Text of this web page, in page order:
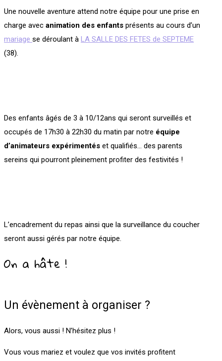
Une nouvelle aventure attend notre équipe pour une prise en
charge avec animation des enfants présents au cours d’un
mariage se déroulant à LA SALLE DES FETES de SEPTEME
(38).
Des enfants âgés de 3 à 10/12ans qui seront surveillés et
occupés de 17h30 à 22h30 du matin par notre équipe
d’animateurs expérimentés et qualifiés… des parents
sereins qui pourront pleinement profiter des festivités !
L’encadrement du repas ainsi que la surveillance du coucher
seront aussi gérés par notre équipe.
On a hâte !
Un évènement à organiser ?
Alors, vous aussi ! N’hésitez plus !
Vous vous mariez et voulez que vos invités profitent